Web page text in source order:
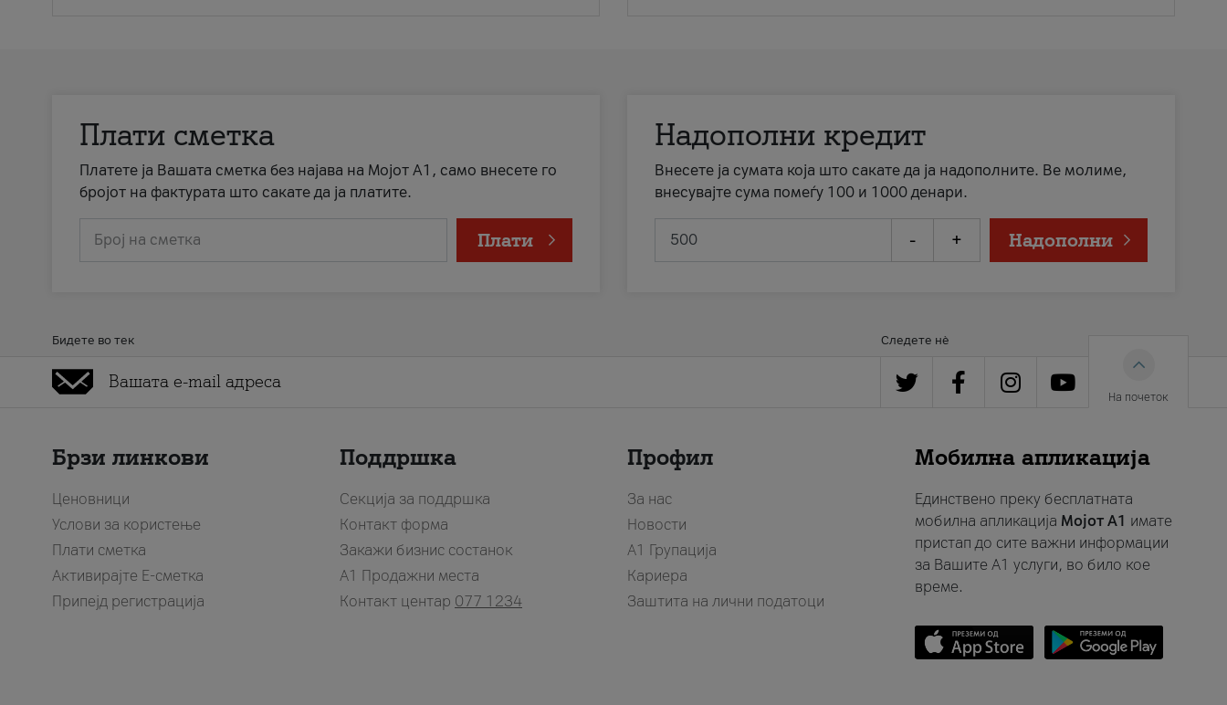
Плати сметка
Платете ја Вашата сметка без најава на Мојот А1, само внесете го
бројот на фактурата што сакате да ја платите.
Број на сметка Плати
Надополни кредит
Внесете ја сумата која што сакате да ја надополните. Ве молиме,
внесувајте сума помеѓу 100 и 1000 денари.
- + Надополни
Бидете во тек Следете нè
На почеток
Брзи линкови
Ценовници
Услови за користење
Плати сметка
Активирајте Е-сметка
Припејд регистрација
Поддршка
Секција за поддршка
Контакт форма
Закажи бизнис состанок
A1 Продажни места
Контакт центар 077 1234
Профил
За нас
Новости
А1 Групација
Кариера
Заштита на лични податоци
Мобилна апликација
Единствено преку бесплатната
мобилна апликација Мојот A1 имате
пристап до сите важни информации
за Вашите A1 услуги, во било кое
време.